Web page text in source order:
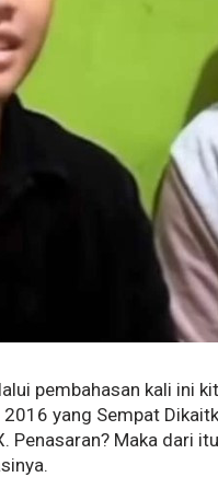
pembahasan kali ini
yang Sempat
Penasaran? Maka dari